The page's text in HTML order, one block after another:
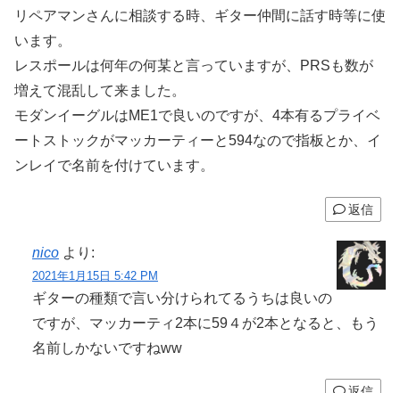
リペアマンさんに相談する時、ギター仲間に話す時等に使
います。
レスポールは何年の何某と言っていますが、PRSも数が
増えて混乱して来ました。
モダンイーグルはME1で良いのですが、4本有るプライベ
ートストックがマッカーティーと594なので指板とか、イ
ンレイで名前を付けています。
返信
nico より:
2021年1月15日 5:42 PM
ギターの種類で言い分けられてるうちは良いの
ですが、マッカーティ2本に59４が2本となると、もう
名前しかないですねww